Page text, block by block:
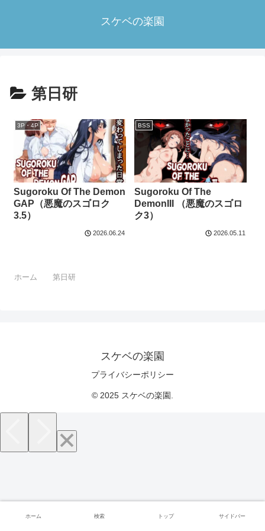
スケベの楽園
第日研
3P・4P
Sugoroku Of The Demon
GAP（悪魔のスゴロク
3.5）
2026.06.24
BSS
Sugoroku Of The
DemonIII （悪魔のスゴロ
ク3）
2026.05.11
ホーム 第日研
スケベの楽園
プライバシーポリシー
© 2025 スケベの楽園.
ホーム 検索 トップ サイドバー